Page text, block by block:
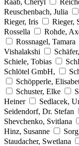
Reuschenbach, Julia
Rieger, Iris
Rieger,
Rossella
Rohde,
Rossnagel, Tamara
Vishalakshi
Schiele, Tobias
Schlötel GmbH,
Schöpperle,
Schuster, Elke
Heiner
Sedlacek,
Seidendorf, Dr. Stefan
Shevchenko, Svitlana
Hinz, Susanne
Staudacher, Swetlana